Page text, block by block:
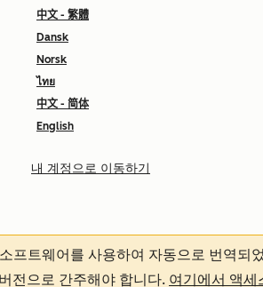
中文 - 繁體
Dansk
Norsk
ไทย
中文 - 简体
English
내 계정으로 이동하기
프트웨어를 사용하여 자동으로 번역되
전으로 간주해야 합니다. 여기에서 액세